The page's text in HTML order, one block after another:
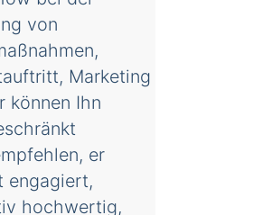
von
Marketing
können Ihn
er
engagiert,
hochwertig,